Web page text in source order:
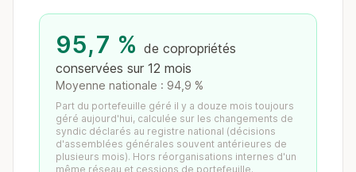
95,7 % de copropriétés
conservées sur 12 mois
Moyenne nationale : 94,9 %
Part du portefeuille géré il y a douze mois toujours
géré aujourd'hui, calculée sur les changements de
syndic déclarés au registre national (décisions
d'assemblées générales souvent antérieures de
plusieurs mois). Hors réorganisations internes d'un
même réseau et cessions de portefeuille.